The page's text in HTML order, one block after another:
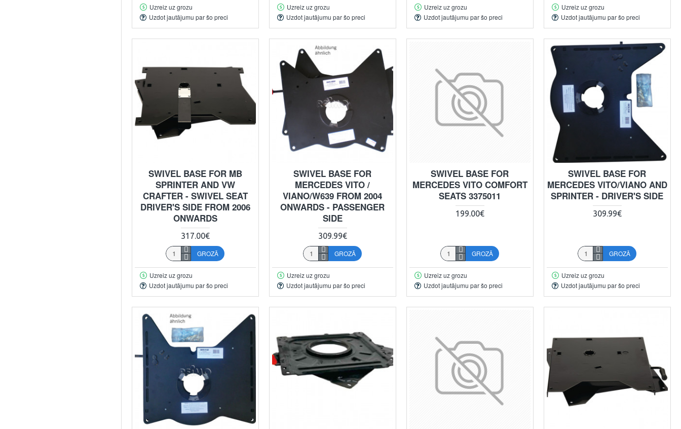
Uzreiz uz grozu
Uzdot jautājumu par šo preci
Uzreiz uz grozu
Uzdot jautājumu par šo preci
Uzreiz uz grozu
Uzdot jautājumu par šo preci
Uzreiz uz grozu
Uzdot jautājumu par šo preci
SWIVEL BASE FOR MB
SPRINTER AND VW
CRAFTER - SWIVEL SEAT
DRIVER'S SIDE FROM 2006
ONWARDS
317.00€
GROZĀ
Uzreiz uz grozu
Uzdot jautājumu par šo preci
SWIVEL BASE FOR
MERCEDES VITO /
VIANO/W639 FROM 2004
ONWARDS - PASSENGER
SIDE
309.99€
GROZĀ
Uzreiz uz grozu
Uzdot jautājumu par šo preci
SWIVEL BASE FOR
MERCEDES VITO COMFORT
SEATS 3375011
199.00€
GROZĀ
Uzreiz uz grozu
Uzdot jautājumu par šo preci
SWIVEL BASE FOR
MERCEDES VITO/VIANO AND
SPRINTER - DRIVER'S SIDE
309.99€
GROZĀ
Uzreiz uz grozu
Uzdot jautājumu par šo preci